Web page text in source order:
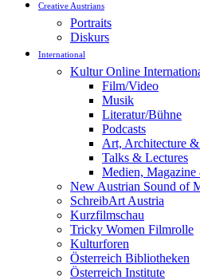
Creative Austrians
Portraits
Diskurs
International
Kultur Online
Film/Video
Musik
Literatur/Bühne
Podcasts
Art, Architecture
Talks & Lectures
Medien,
New Austrian Sound of
SchreibArt Austria
Kurzfilmschau
Tricky Women Filmrolle
Kulturforen
Österreich Bibliotheken
Österreich Institute